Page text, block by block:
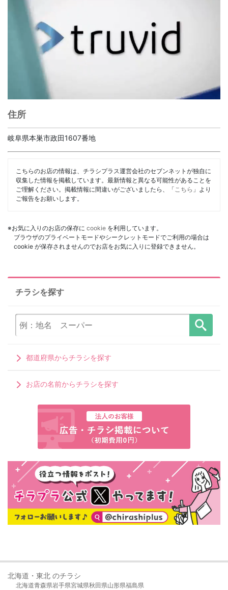
住所
岐阜県本巣市政田1607番地
こちらのお店の情報は、チラシプラス運営会社のセブンネットが独自に
収集した情報を掲載しています。最新情報と異なる可能性があることを
ご理解ください。掲載情報に間違いがございましたら、「 こちら 」より
ご報告をお願いします。
※お気に入りのお店の保存に cookie を利用しています。
ブラウザのプライベートモードやシークレットモードでご利用の場合は
cookie が保存されませんのでお店をお気に入りに登録できません。
チラシを探す
都道府県からチラシを探す
お店の名前からチラシを探す
北海道・東北 のチラシ
北海道青森県岩手県宮城県秋田県山形県福島県